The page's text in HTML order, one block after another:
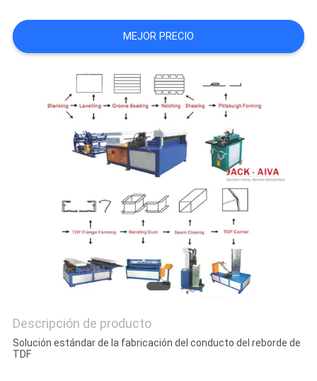
NOSOTROS
NOTICIAS
SOLICITAR
UNA CITA
PRIVACY
POLICY
MEJOR PRECIO
Descripción de producto
Solución estándar de la fabricación del conducto del reborde de
TDF